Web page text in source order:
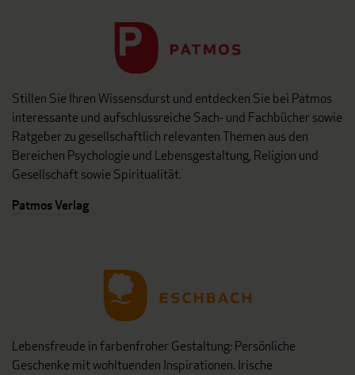
Stillen Sie Ihren Wissensdurst und entdecken Sie bei Patmos
interessante und aufschlussreiche Sach- und Fachbücher sowie
Ratgeber zu gesellschaftlich relevanten Themen aus den
Bereichen Psychologie und Lebensgestaltung, Religion und
Gesellschaft sowie Spiritualität.
Patmos Verlag
Lebensfreude in farbenfroher Gestaltung: Persönliche
Geschenke mit wohltuenden Inspirationen. Irische